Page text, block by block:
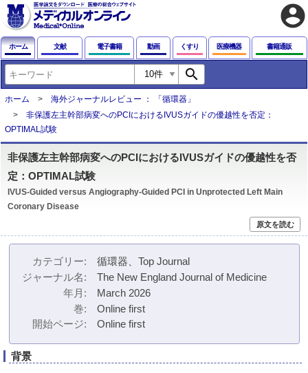
account_circle
ホーム 文献 電子書籍 動画 くすり 医療機器 書籍通販
search
ホーム
海外ジャーナルレビュー ： 「循環器」
非保護左主幹部病変へのPCIにおけるIVUSガイドの優越性を否定：
OPTIMAL試験
非保護左主幹部病変へのPCIにおけるIVUSガイドの優越性を否
定：OPTIMAL試験
IVUS-Guided versus Angiography-Guided PCI in Unprotected Left Main
Coronary Disease
原文を読む
カテゴリー
循環器、Top Journal
ジャーナル名
The New England Journal of Medicine
年月
March 2026
巻
Online first
開始ページ
Online first
背景